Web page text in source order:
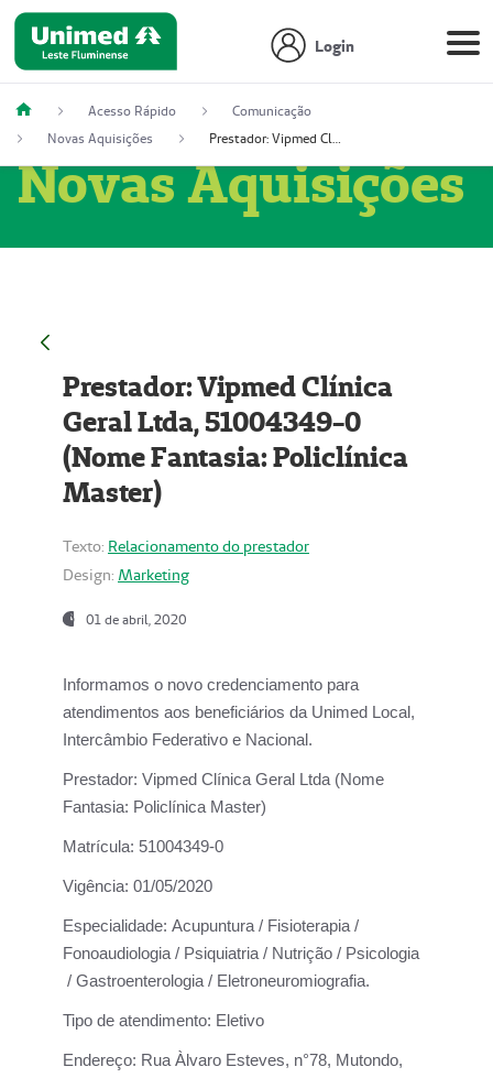
Login
Acesso Rápido
Comunicação
Novas Aquisições
Prestador: Vipmed Clínica Geral Ltda, 51004349-0 (Nome Fantasia: Policlínica Master)
Novas Aquisições
Prestador: Vipmed Clínica
Geral Ltda, 51004349-0
(Nome Fantasia: Policlínica
Master)
Texto: Relacionamento do prestador
Design: Marketing
01 de abril, 2020
Informamos o novo credenciamento para
atendimentos aos beneficiários da Unimed Local,
Intercâmbio Federativo e Nacional.
Prestador: Vipmed Clínica Geral Ltda (Nome
Fantasia: Policlínica Master)
Matrícula: 51004349-0
Vigência: 01/05/2020
Especialidade: Acupuntura / Fisioterapia /
Fonoaudiologia / Psiquiatria / Nutrição / Psicologia
/ Gastroenterologia / Eletroneuromiografia.
Tipo de atendimento: Eletivo
Endereço: Rua Àlvaro Esteves, n°78, Mutondo,